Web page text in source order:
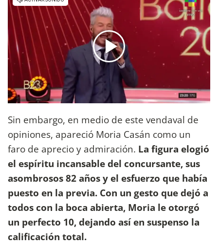
Sin embargo, en medio de este vendaval de
opiniones, apareció Moria Casán como un
faro de aprecio y admiración. La figura elogió
el espíritu incansable del concursante, sus
asombrosos 82 años y el esfuerzo que había
puesto en la previa. Con un gesto que dejó a
todos con la boca abierta, Moria le otorgó
un perfecto 10, dejando así en suspenso la
calificación total.